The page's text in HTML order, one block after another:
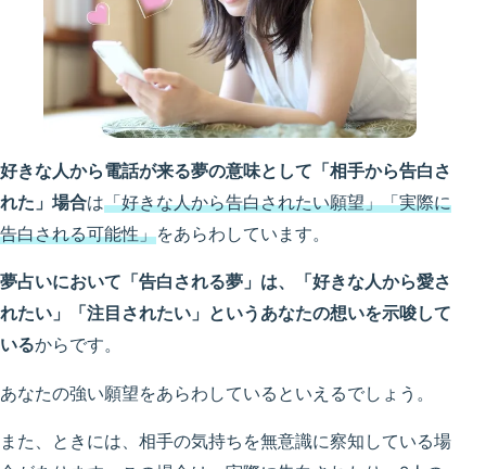
好きな人から電話が来る夢の意味として「相手から告白さ
れた」場合は「好きな人から告白されたい願望」「実際に
告白される可能性」をあらわしています。
夢占いにおいて「告白される夢」は、「好きな人から愛さ
れたい」「注目されたい」というあなたの想いを示唆して
いるからです。
あなたの強い願望をあらわしているといえるでしょう。
また、ときには、相手の気持ちを無意識に察知している場